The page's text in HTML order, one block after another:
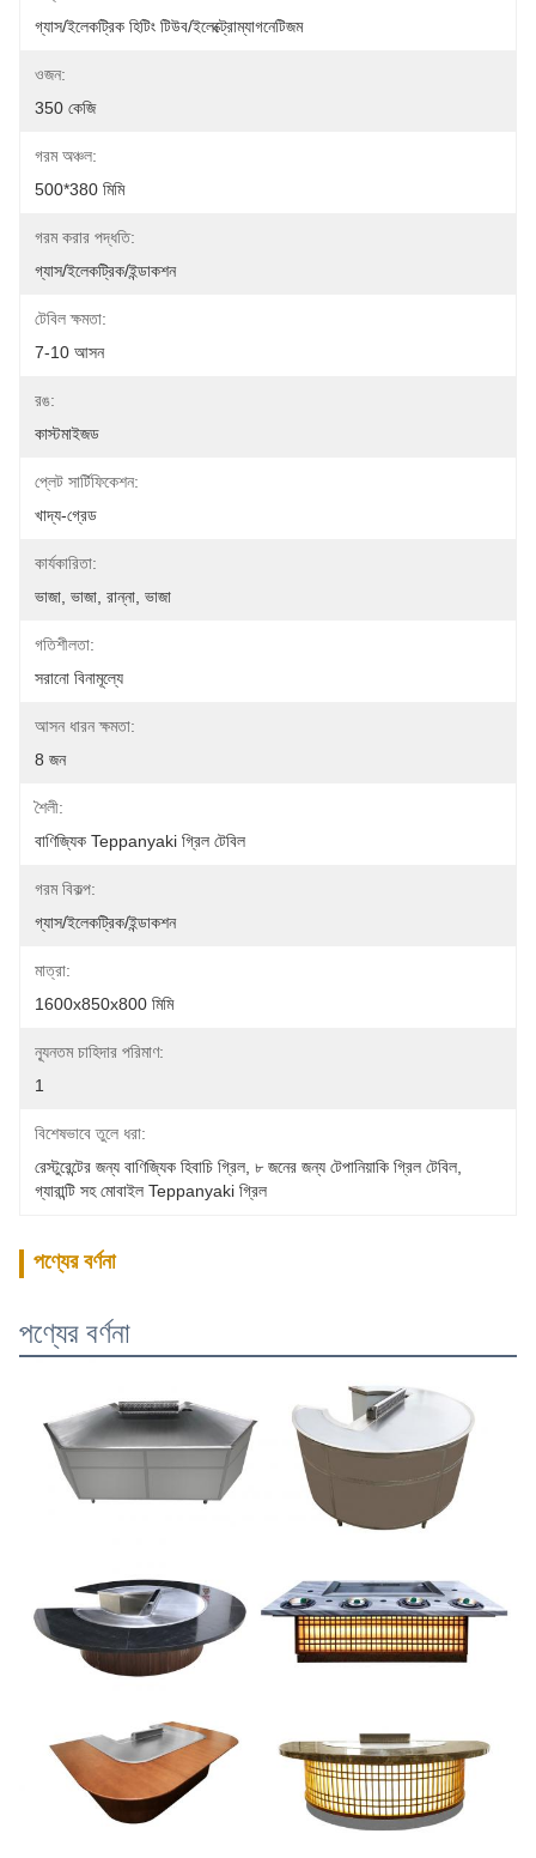
গ্যাস/ইলেকট্রিক হিটিং টিউব/ইলেক্ট্রোম্যাগনেটিজম
ওজন:
350 কেজি
গরম অঞ্চল:
500*380 মিমি
গরম করার পদ্ধতি:
গ্যাস/ইলেকট্রিক/ইন্ডাকশন
টেবিল ক্ষমতা:
7-10 আসন
রঙ:
কাস্টমাইজড
প্লেট সার্টিফিকেশন:
খাদ্য-গ্রেড
কার্যকারিতা:
ভাজা, ভাজা, রান্না, ভাজা
গতিশীলতা:
সরানো বিনামূল্যে
আসন ধারন ক্ষমতা:
8 জন
শৈলী:
বাণিজ্যিক Teppanyaki গ্রিল টেবিল
গরম বিকল্প:
গ্যাস/ইলেকট্রিক/ইন্ডাকশন
মাত্রা:
1600x850x800 মিমি
ন্যূনতম চাহিদার পরিমাণ:
1
বিশেষভাবে তুলে ধরা:
রেস্টুরেন্টের জন্য বাণিজ্যিক হিবাচি গ্রিল ৮ জনের জন্য টেপানিয়াকি গ্রিল টেবিল
গ্যারান্টি সহ মোবাইল Teppanyaki গ্রিল
পণ্যের বর্ণনা
পণ্যের বর্ণনা